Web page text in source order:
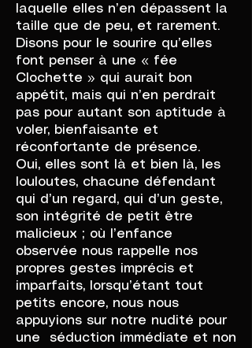
laquelle elles n’en dépassent la
taille que de peu, et rarement.
Disons pour le sourire qu’elles
font penser à une « fée
Clochette » qui aurait bon
appétit, mais qui n’en perdrait
pas pour autant son aptitude à
voler, bienfaisante et
réconfortante de présence.
Oui, elles sont là et bien là, les
louloutes, chacune défendant
qui d’un regard, qui d’un geste,
son intégrité de petit être
malicieux ; où l’enfance
observée nous rappelle nos
propres gestes imprécis et
imparfaits, lorsqu’étant tout
petits encore, nous nous
appuyions sur notre nudité pour
une séduction immédiate et non